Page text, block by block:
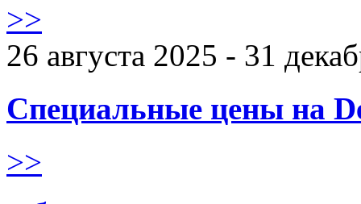
>>
26 августа 2025 - 31
Специальные цены на
>>